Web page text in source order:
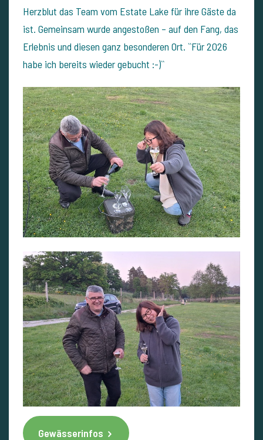
Herzblut das Team vom Estate Lake für ihre Gäste da
ist. Gemeinsam wurde angestoßen – auf den Fang, das
Erlebnis und diesen ganz besonderen Ort. ``Für 2026
habe ich bereits wieder gebucht :-)``
Gewässerinfos